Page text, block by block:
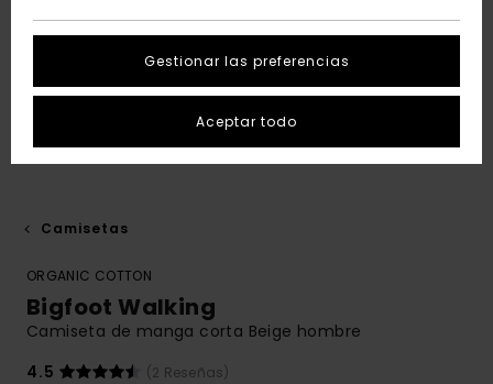
Camisetas
ORGANIC COTTON
Bigfoot Walking
Camiseta de manga corta Beige hombre
4.5
(2 Reseñas)
Gestionar las preferencias
Aceptar todo